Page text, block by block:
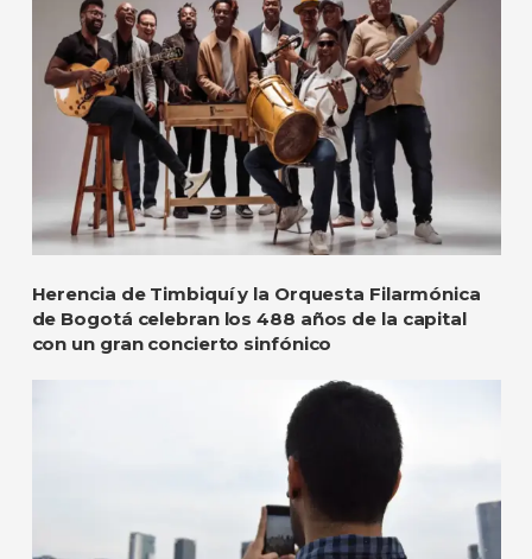
Herencia de Timbiquí y la Orquesta Filarmónica
de Bogotá celebran los 488 años de la capital
con un gran concierto sinfónico